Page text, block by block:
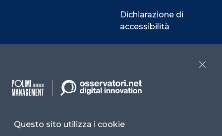
Dichiarazione di
accessibilità
Questo sito utilizza i cookie